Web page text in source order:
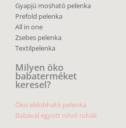
Gyapjú mosható pelenka
Prefold pelenka
All in one
Zsebes pelenka
Textilpelenka
Milyen öko
babaterméket
keresel?
Öko eldobható pelenka
Babával együtt nővő ruhák